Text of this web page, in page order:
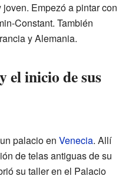
Empezó a pintar con
Constant. También
y Alemania.
el inicio de sus
palacio en Venecia. Allí
de telas antiguas de su
su taller en el Palacio